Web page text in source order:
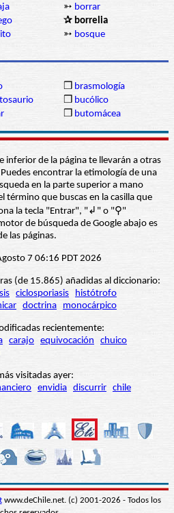
➳ borrar
✰ borrelia
➳ bosque
❒ brasmología
❒ bucólico
❒ butomácea
inferior de la página te llevarán a otras
encontrar la etimología de una
en la parte superior a mano
término que buscas en la casilla que
la tecla "Entrar", "↲" o "⚲"
de búsqueda de Google abajo es
las páginas.
7 06:16 PDT 2026
(de 15.865) añadidas al diccionario:
ciclosporiasis
histótrofo
doctrina monocárpico
recientemente:
carajo equivocación
chuico
visitadas ayer:
envidia discurrir chile
www.deChile.net. (c) 2001-2026 - Todos los